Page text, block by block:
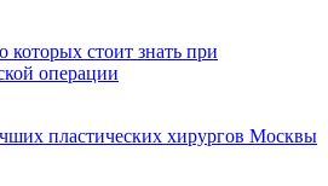
стоит знать при
операции
пластических хирургов Москвы